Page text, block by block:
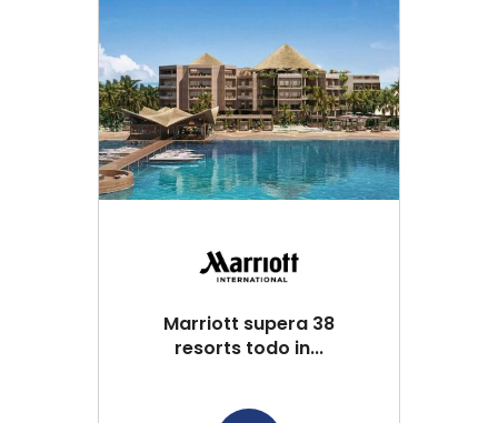
Marriott supera 38
resorts todo in...